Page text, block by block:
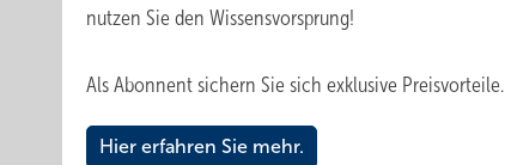
nutzen Sie den Wissensvorsprung!
Als Abonnent sichern Sie sich exklusive Preisvorteile.
Hier erfahren Sie mehr.